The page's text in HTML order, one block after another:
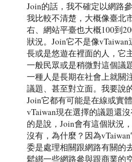
Join的話，我不確定以網路
我比較不清楚，大概像臺北
右、網站平臺也大概100到
狀況。Join它不是像
長或是悠遊在裡面的人，它
一般民眾或是稍微對這個議
一種人是長期在社會上就關
議題、甚至對立面。我要說
Join它都有可能是在線或實
vTaiwan現在選擇的議題還
的是說，Join會有這個狀況
沒有，為什麼？因為
委是處理相關跟網路有關的
鬆綁一些網路參與跟商業的